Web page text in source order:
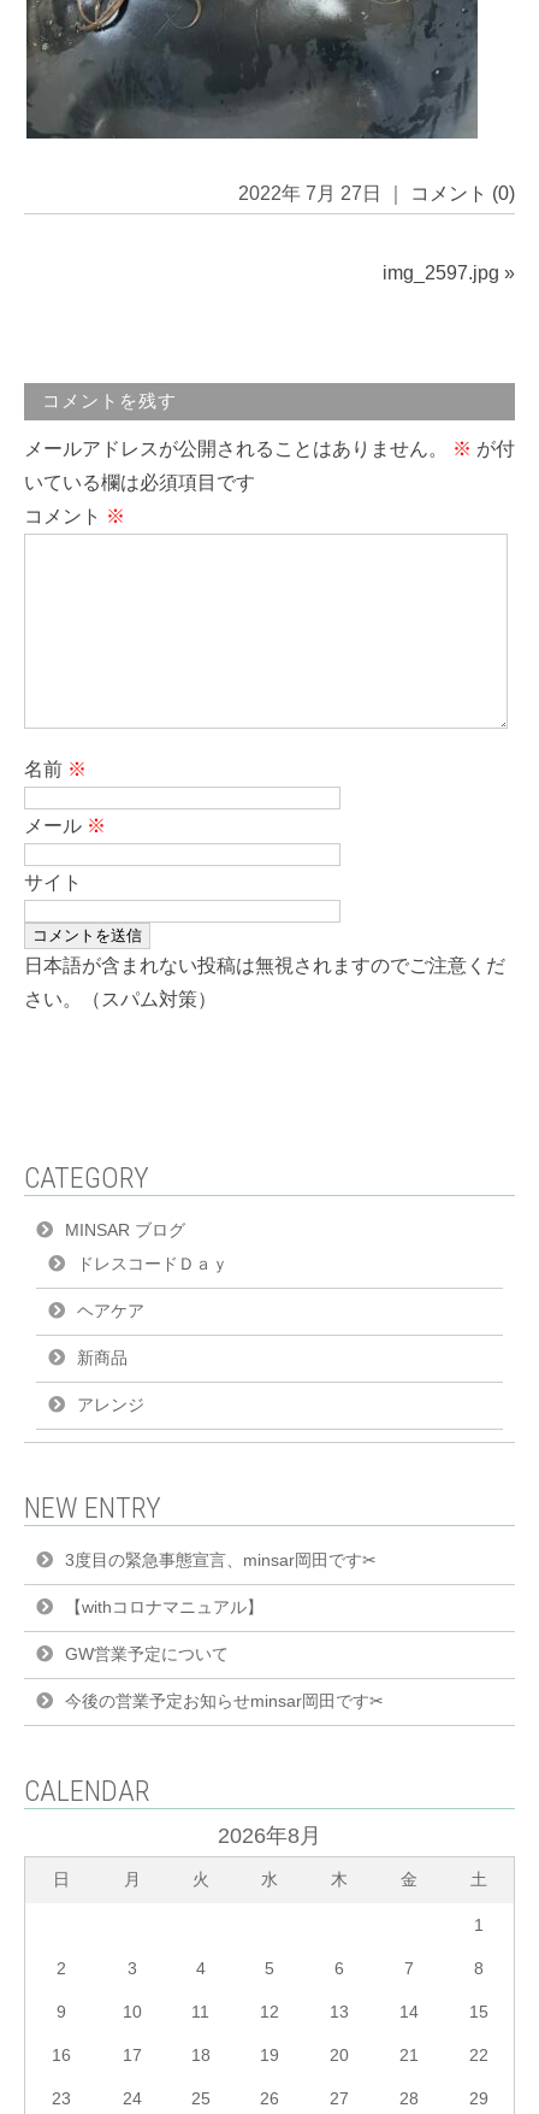
2022年 7月 27日 ｜ コメント (0)
img_2597.jpg »
コメントを残す
メールアドレスが公開されることはありません。 ※ が付
いている欄は必須項目です
コメント ※
名前 ※
メール ※
サイト
日本語が含まれない投稿は無視されますのでご注意くだ
さい。（スパム対策）
CATEGORY
MINSAR ブログ
ドレスコードＤａｙ
ヘアケア
新商品
アレンジ
NEW ENTRY
3度目の緊急事態宣言、minsar岡田です✂︎
【withコロナマニュアル】
GW営業予定について
今後の営業予定お知らせminsar岡田です✂︎
CALENDAR
2026年8月
日 月 火 水 木 金 土
1
2 3 4 5 6 7 8
9 10 11 12 13 14 15
16 17 18 19 20 21 22
23 24 25 26 27 28 29